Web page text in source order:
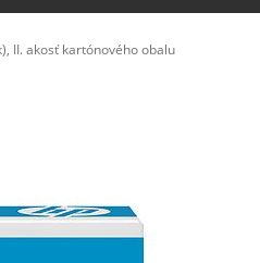
II. akosť kartónového obalu